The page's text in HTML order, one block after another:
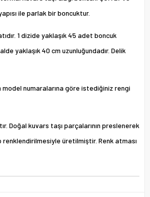
ile parlak bir boncuktur.
1 dizide yaklaşık 45 adet boncuk
yaklaşık 40 cm uzunluğundadır. Delik
numaralarına göre istediğiniz rengi
Doğal kuvars taşı parçalarının preslenerek
üretilmiştir. Renk atması